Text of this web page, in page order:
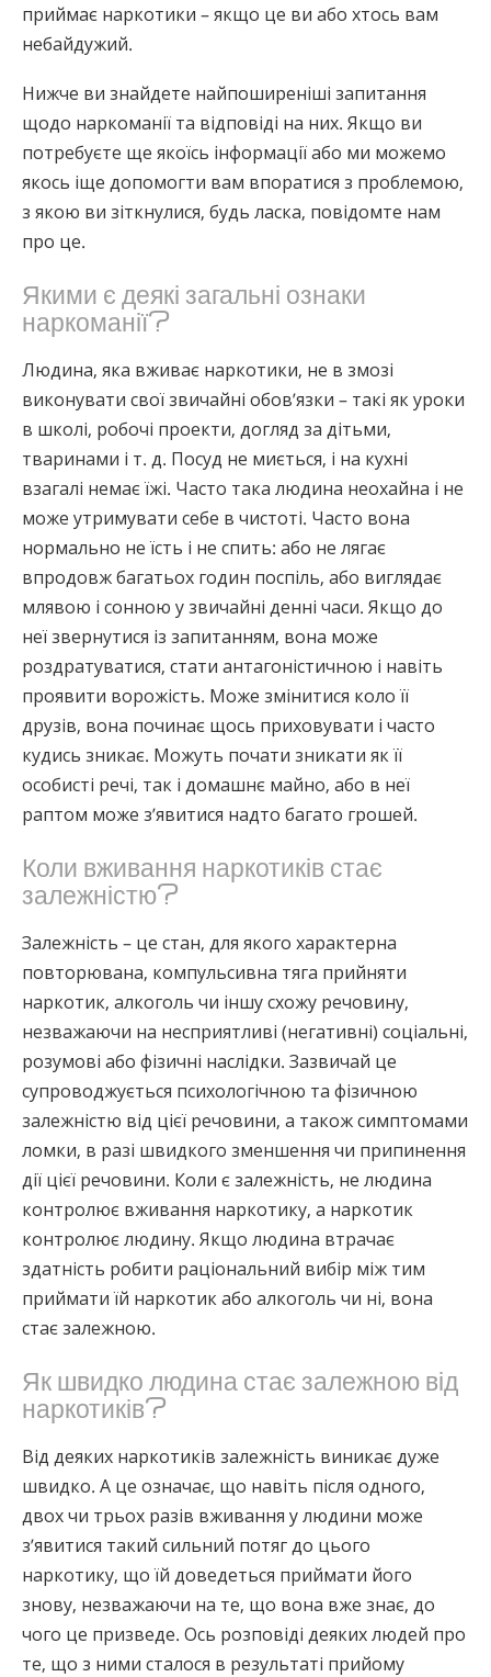
Nepali
Czech
Turkish
Всі регіони/мови
приймає наркотики – якщо це ви або хтось вам
небайдужий.
Нижче ви знайдете найпоширеніші запитання
щодо наркоманії та відповіді на них. Якщо ви
потребуєте ще якоїсь інформації або ми можемо
якось іще допомогти вам впоратися з проблемою,
з якою ви зіткнулися, будь ласка, повідомте нам
про це.
Якими є деякі загальні ознаки
наркоманії?
Людина, яка вживає наркотики, не в змозі
виконувати свої звичайні обов’язки – такі як уроки
в школі, робочі проекти, догляд за дітьми,
тваринами і т. д. Посуд не миється, і на кухні
взагалі немає їжі. Часто така людина неохайна і не
може утримувати себе в чистоті. Часто вона
нормально не їсть і не спить: або не лягає
впродовж багатьох годин поспіль, або виглядає
млявою і сонною у звичайні денні часи. Якщо до
неї звернутися із запитанням, вона може
роздратуватися, стати антагоністичною і навіть
проявити ворожість. Може змінитися коло її
друзів, вона починає щось приховувати і часто
кудись зникає. Можуть почати зникати як її
особисті речі, так і домашнє майно, або в неї
раптом може з’явитися надто багато грошей.
Коли вживання наркотиків стає
залежністю?
Залежність – це стан, для якого характерна
повторювана, компульсивна тяга прийняти
наркотик, алкоголь чи іншу схожу речовину,
незважаючи на несприятливі (негативні) соціальні,
розумові або фізичні наслідки. Зазвичай це
супроводжується психологічною та фізичною
залежністю від цієї речовини, а також симптомами
ломки, в разі швидкого зменшення чи припинення
дії цієї речовини. Коли є залежність, не людина
контролює вживання наркотику, а наркотик
контролює людину. Якщо людина втрачає
здатність робити раціональний вибір між тим
приймати їй наркотик або алкоголь чи ні, вона
стає залежною.
Як швидко людина стає залежною від
наркотиків?
Від деяких наркотиків залежність виникає дуже
швидко. А це означає, що навіть після одного,
двох чи трьох разів вживання у людини може
з’явитися такий сильний потяг до цього
наркотику, що їй доведеться приймати його
знову, незважаючи на те, що вона вже знає, до
чого це призведе. Ось розповіді деяких людей про
те, що з ними сталося в результаті прийому